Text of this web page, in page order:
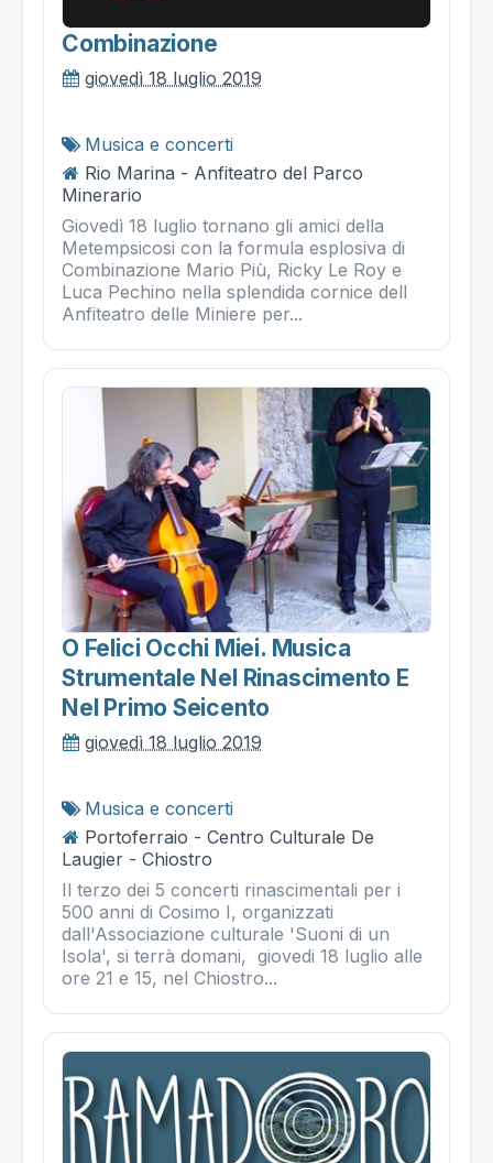
Combinazione
giovedì 18 luglio 2019
Musica e concerti
Rio Marina - Anfiteatro del Parco
Minerario
Giovedì 18 luglio tornano gli amici della
Metempsicosi con la formula esplosiva di
Combinazione Mario Più, Ricky Le Roy e
Luca Pechino nella splendida cornice dell
Anfiteatro delle Miniere per...
O Felici Occhi Miei. Musica
Strumentale Nel Rinascimento E
Nel Primo Seicento
giovedì 18 luglio 2019
Musica e concerti
Portoferraio - Centro Culturale De
Laugier - Chiostro
Il terzo dei 5 concerti rinascimentali per i
500 anni di Cosimo I, organizzati
dall'Associazione culturale 'Suoni di un
Isola', si terrà domani, giovedi 18 luglio alle
ore 21 e 15, nel Chiostro...